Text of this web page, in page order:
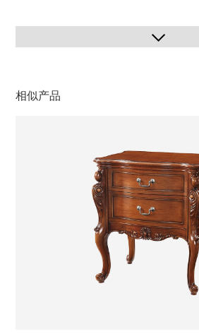
相似产品